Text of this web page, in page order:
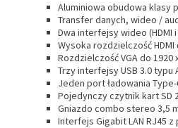
Aluminiowa obudowa klasy
Transfer danych, wideo /
Dwa interfejsy wideo (HDMI i
Wysoka rozdzielczość HDMI
Rozdzielczość VGA do 1920
Trzy interfejsy USB 3.0 typu
Jeden port ładowania
Pojedynczy czytnik kart SD
Gniazdo combo stereo 3,5
Interfejs Gigabit LAN RJ45